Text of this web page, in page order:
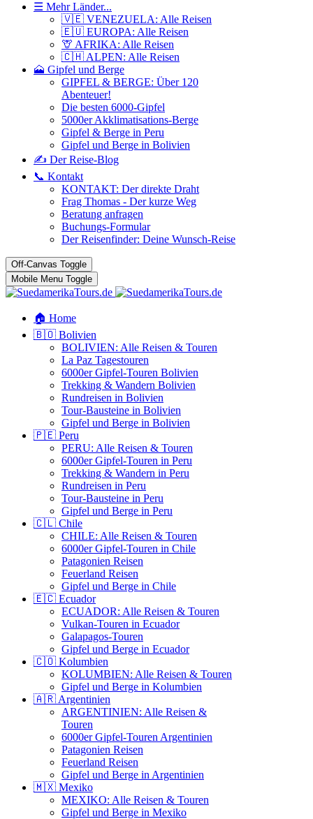
☰ Mehr Länder...
🇻🇪 VENEZUELA: Alle Reisen
🇪🇺 EUROPA: Alle Reisen
🦒 AFRIKA: Alle Reisen
🇨🇭 ALPEN: Alle Reisen
🗻 Gipfel und Berge
GIPFEL & BERGE: Über 120
Abenteuer!
Die besten 6000-Gipfel
5000er Akklimatisations-Berge
Gipfel & Berge in Peru
Gipfel und Berge in Bolivien
✍️ Der Reise-Blog
📞 Kontakt
KONTAKT: Der direkte Draht
Frag Thomas - Der kurze Weg
Beratung anfragen
Buchungs-Formular
Der Reisenfinder: Deine Wunsch-Reise
Off-Canvas Toggle
Mobile Menu Toggle
🏠 Home
🇧🇴 Bolivien
BOLIVIEN: Alle Reisen & Touren
La Paz Tagestouren
6000er Gipfel-Touren Bolivien
Trekking & Wandern Bolivien
Rundreisen in Bolivien
Tour-Bausteine in Bolivien
Gipfel und Berge in Bolivien
🇵🇪 Peru
PERU: Alle Reisen & Touren
6000er Gipfel-Touren in Peru
Trekking & Wandern in Peru
Rundreisen in Peru
Tour-Bausteine in Peru
Gipfel und Berge in Peru
🇨🇱 Chile
CHILE: Alle Reisen & Touren
6000er Gipfel-Touren in Chile
Patagonien Reisen
Feuerland Reisen
Gipfel und Berge in Chile
🇪🇨 Ecuador
ECUADOR: Alle Reisen & Touren
Vulkan-Touren in Ecuador
Galapagos-Touren
Gipfel und Berge in Ecuador
🇨🇴 Kolumbien
KOLUMBIEN: Alle Reisen & Touren
Gipfel und Berge in Kolumbien
🇦🇷 Argentinien
ARGENTINIEN: Alle Reisen &
Touren
6000er Gipfel-Touren Argentinien
Patagonien Reisen
Feuerland Reisen
Gipfel und Berge in Argentinien
🇲🇽 Mexiko
MEXIKO: Alle Reisen & Touren
Gipfel und Berge in Mexiko